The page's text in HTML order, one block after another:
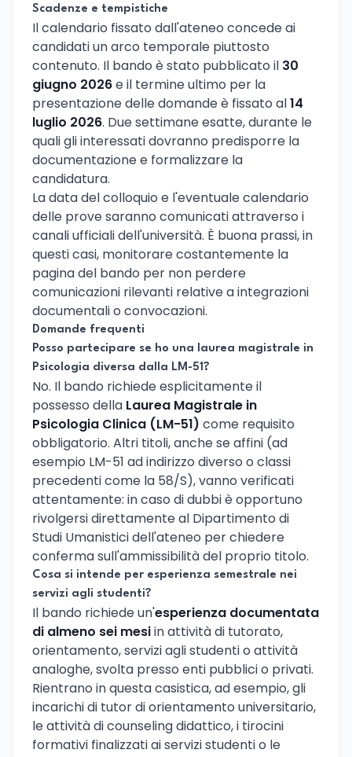
Scadenze e tempistiche
Il calendario fissato dall'ateneo concede ai
candidati un arco temporale piuttosto
contenuto. Il bando è stato pubblicato il 30
giugno 2026e il termine ultimo per la
presentazione delle domande è fissato al14
luglio 2026. Due settimane esatte, durante le
quali gli interessati dovranno predisporre la
documentazione e formalizzare la
candidatura.
La data del colloquio e l'eventuale calendario
delle prove saranno comunicati attraverso i
canali ufficiali dell'università. È buona prassi, in
questi casi, monitorare costantemente la
pagina del bando per non perdere
comunicazioni rilevanti relative a integrazioni
documentali o convocazioni.
Domande frequenti
Posso partecipare se ho una laurea magistrale in
Psicologia diversa dalla LM-51?
No. Il bando richiede esplicitamente il
possesso della Laurea Magistrale in
Psicologia Clinica (LM-51) come requisito
obbligatorio. Altri titoli, anche se affini (ad
esempio LM-51 ad indirizzo diverso o classi
precedenti come la 58/S), vanno verificati
attentamente: in caso di dubbi è opportuno
rivolgersi direttamente al Dipartimento di
Studi Umanistici dell'ateneo per chiedere
conferma sull'ammissibilità del proprio titolo.
Cosa si intende per esperienza semestrale nei
servizi agli studenti?
Il bando richiede un'esperienza documentata
di almeno sei mesiin attività di tutorato,
orientamento, servizi agli studenti o attività
analoghe, svolta presso enti pubblici o privati.
Rientrano in questa casistica, ad esempio, gli
incarichi di tutor di orientamento universitario,
le attività di counseling didattico, i tirocini
formativi finalizzati ai servizi studenti o le